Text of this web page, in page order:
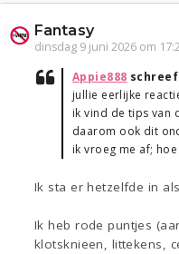
Fantasy
dinsdag 9 juni 2026 om
Appie888
jullie eerlijke
ik vind de tips van
daarom ook dit
ik vroeg me af;
Ik sta er hetzelfde in
Ik heb rode puntjes
klotsknieen, littekens,